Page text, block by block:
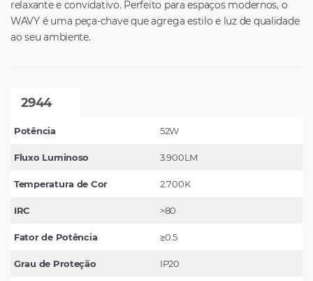
relaxante e convidativo. Perfeito para espaços modernos, o
WAVY é uma peça-chave que agrega estilo e luz de qualidade
ao seu ambiente.
2944
Potência 52W
Fluxo Luminoso 3.900LM
Temperatura de Cor 2.700K
IRC >80
Fator de Potência ≥0.5
Grau de Proteção IP20